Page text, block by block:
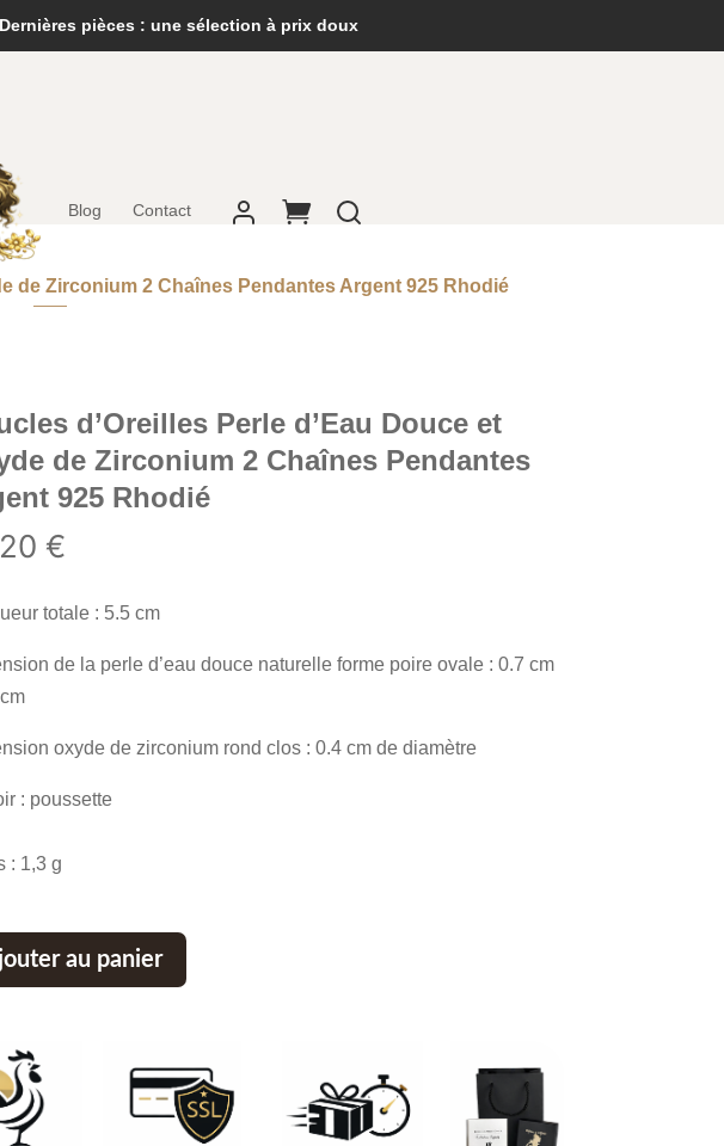
pièces : une sélection à prix doux
Blog Contact
de Zirconium 2 Chaînes Pendantes Argent 925 Rhodié
d’Oreilles Perle d’Eau Douce et
de Zirconium 2 Chaînes Pendantes
925 Rhodié
€
totale : 5.5 cm
de la perle d’eau douce naturelle forme poire ovale : 0.7 cm
oxyde de zirconium rond clos : 0.4 cm de diamètre
: poussette
: 1,3 g
au panier